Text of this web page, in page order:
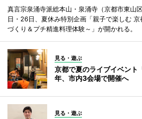
真言宗泉涌寺派総本山・泉涌寺（京都市東山
日・26日、夏休み特別企画「親子で楽しむ
づくり＆プチ精進料理体験～」が開かれる。
見る・遊ぶ
京都で夏のライブイベン
年、市内3会場で開催へ
見る・遊ぶ